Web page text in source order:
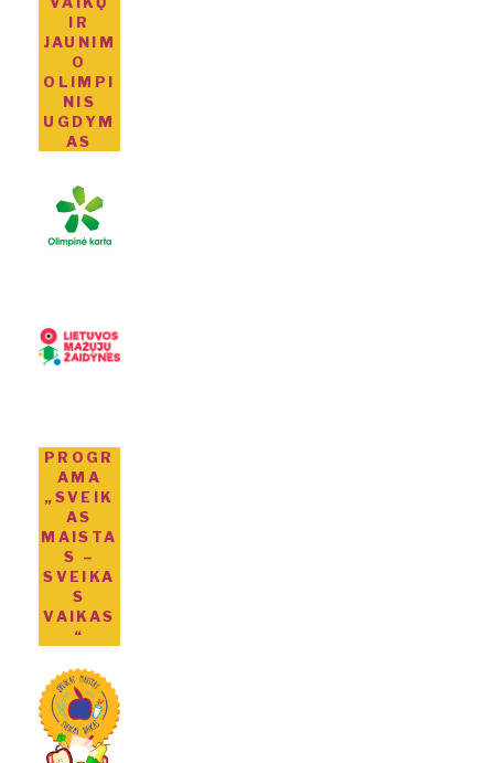
IR
JAUNIM
O
OLIMPI
NIS
UGDYM
AS
PROGR
AMA
„SVEIK
AS
MAISTA
S –
SVEIKA
S
VAIKAS
“